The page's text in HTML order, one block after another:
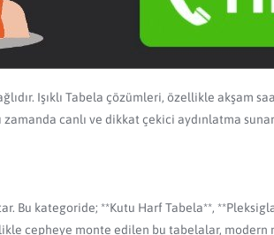
Işıklı Tabela çözümleri, özellikle akşam
canlı ve dikkat çekici aydınlatma
Bu kategoride; **Kutu Harf Tabela**,
cepheye monte edilen bu tabelalar, modern